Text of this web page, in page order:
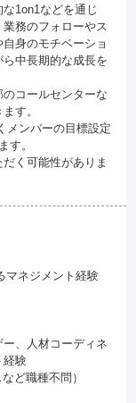
1on1などを通じ
務のフォローやス
身のモチベーショ
中長期的な成長を
コールセンターな
す。
メンバーの目標設定
す。
く可能性がありま
マネジメント経験
、人材コーディネ
経験
ど職種不問）